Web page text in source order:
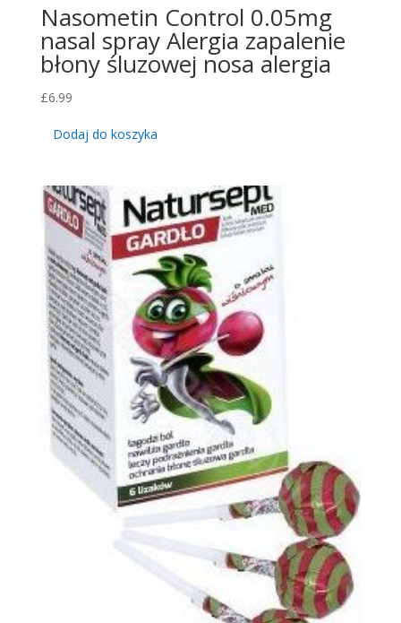
Nasometin Control 0.05mg
nasal spray Alergia zapalenie
błony śluzowej nosa alergia
£6.99
Dodaj do koszyka